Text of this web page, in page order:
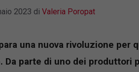
2023 di Valeria Poropat
una nuova rivoluzione per
Da parte di uno dei produttori